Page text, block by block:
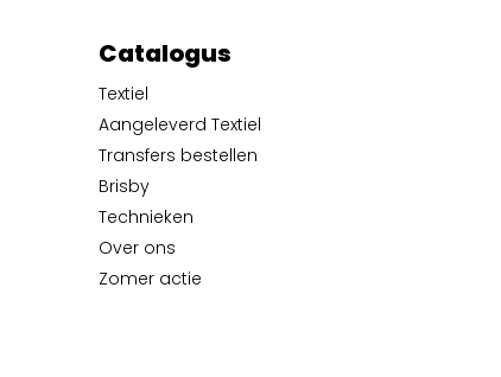
Catalogus
Textiel
Aangeleverd Textiel
Transfers bestellen
Brisby
Technieken
Over ons
Zomer actie